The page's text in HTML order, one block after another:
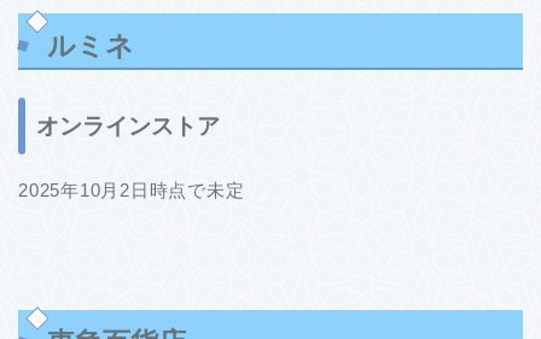
ルミネ
オンラインストア
2025年10月2日時点で未定